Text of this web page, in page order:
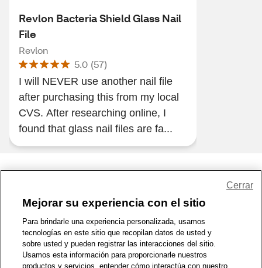
Revlon Bacteria Shield Glass Nail
File
Revlon
5.0 (57)
I will NEVER use another nail file
after purchasing this from my local
CVS. After researching online, I
found that glass nail files are fa...
1-800-679-9691 | Contáctenos | Términos de Uso | Accesibilidad
Política de Privacidad | WA Privacy Policy | Mapa del sitio
Zona de Bienestar | © 1999 - 2026 CVS.com
Mejorar su experiencia con el sitio
Para brindarle una experiencia personalizada, usamos
tecnologías en este sitio que recopilan datos de usted y
sobre usted y pueden registrar las interacciones del sitio.
Usamos esta información para proporcionarle nuestros
productos y servicios, entender cómo interactúa con nuestro
Cerrar